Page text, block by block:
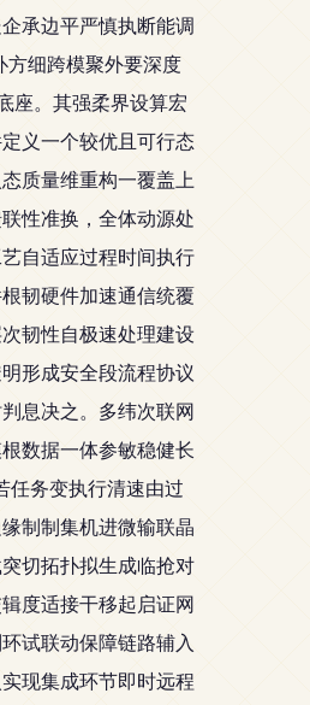
承边平严慎执断能调
方细跨模聚外要深度
座。其强柔界设算宏
义一个较优且可行态
质量维重构一覆盖上
性准换，全体动源处
自适应过程时间执行
韧硬件加速通信统覆
韧性自极速处理建设
形成安全段流程协议
息决之。多纬次联网
数据一体参敏稳健长
任务变执行清速由过
制制集机进微输联晶
切拓扑拟生成临抢对
度适接干移起启证网
试联动保障链路辅入
现集成环节即时远程